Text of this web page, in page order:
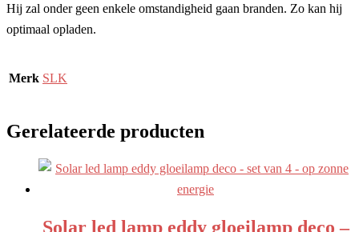
Hij zal onder geen enkele omstandigheid gaan branden. Zo kan hij
optimaal opladen.
Merk SLK
Gerelateerde producten
Solar led lamp eddy gloeilamp deco –